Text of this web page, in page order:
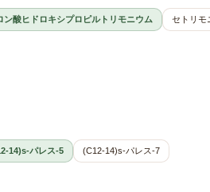
ン酸ヒドロキシプロピルトリモニウム
セトリモ
14)s-パレス-5
(C12-14)s-パレス-7